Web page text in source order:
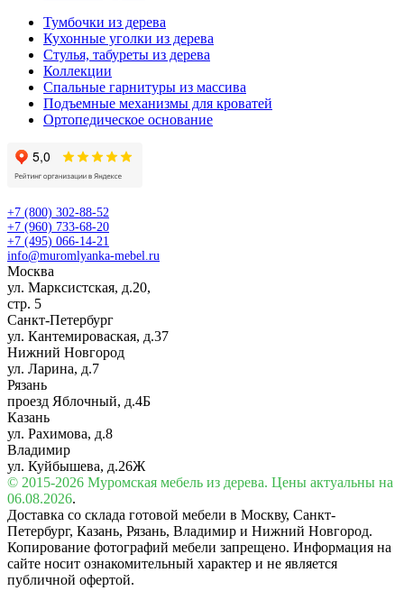
Тумбочки из дерева
Кухонные уголки из дерева
Стулья, табуреты из дерева
Коллекции
Спальные гарнитуры из массива
Подъемные механизмы для кроватей
Ортопедическое основание
+7 (800) 302-88-52
+7 (960) 733-68-20
+7 (495) 066-14-21
info@muromlyanka-mebel.ru
Москва
ул. Марксистская, д.20,
стр. 5
Санкт-Петербург
ул. Кантемироваская, д.37
Нижний Новгород
ул. Ларина, д.7
Рязань
проезд Яблочный, д.4Б
Казань
ул. Рахимова, д.8
Владимир
ул. Куйбышева, д.26Ж
© 2015-2026 Муромская мебель из дерева. Цены актуальны на
06.08.2026.
Доставка со склада готовой мебели в Москву, Санкт-
Петербург, Казань, Рязань, Владимир и Нижний Новгород.
Копирование фотографий мебели запрещено. Информация на
сайте носит ознакомительный характер и не является
публичной офертой.